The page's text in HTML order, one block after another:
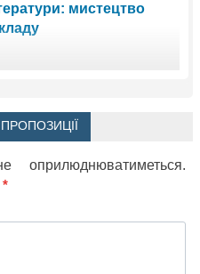
мистецтво
*